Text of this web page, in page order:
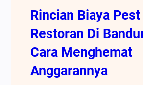
Rincian Biaya Pest
Restoran Di
Cara Menghemat
Anggarannya